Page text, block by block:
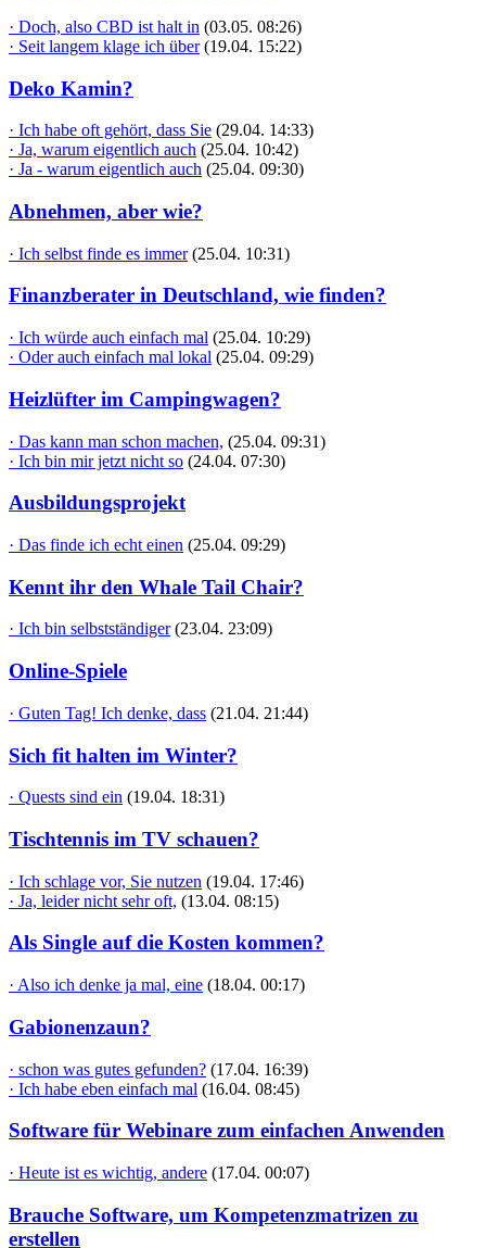
· Doch, also CBD ist halt in (03.05. 08:26)
· Seit langem klage ich über (19.04. 15:22)
Deko Kamin?
· Ich habe oft gehört, dass Sie (29.04. 14:33)
· Ja, warum eigentlich auch (25.04. 10:42)
· Ja - warum eigentlich auch (25.04. 09:30)
Abnehmen, aber wie?
· Ich selbst finde es immer (25.04. 10:31)
Finanzberater in Deutschland, wie finden?
· Ich würde auch einfach mal (25.04. 10:29)
· Oder auch einfach mal lokal (25.04. 09:29)
Heizlüfter im Campingwagen?
· Das kann man schon machen, (25.04. 09:31)
· Ich bin mir jetzt nicht so (24.04. 07:30)
Ausbildungsprojekt
· Das finde ich echt einen (25.04. 09:29)
Kennt ihr den Whale Tail Chair?
· Ich bin selbstständiger (23.04. 23:09)
Online-Spiele
· Guten Tag! Ich denke, dass (21.04. 21:44)
Sich fit halten im Winter?
· Quests sind ein (19.04. 18:31)
Tischtennis im TV schauen?
· Ich schlage vor, Sie nutzen (19.04. 17:46)
· Ja, leider nicht sehr oft, (13.04. 08:15)
Als Single auf die Kosten kommen?
· Also ich denke ja mal, eine (18.04. 00:17)
Gabionenzaun?
· schon was gutes gefunden? (17.04. 16:39)
· Ich habe eben einfach mal (16.04. 08:45)
Software für Webinare zum einfachen Anwenden
· Heute ist es wichtig, andere (17.04. 00:07)
Brauche Software, um Kompetenzmatrizen zu
erstellen